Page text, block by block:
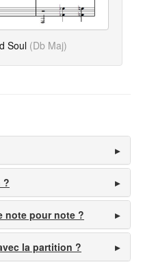
Soul (Db Maj)
?
note pour note ?
la partition ?